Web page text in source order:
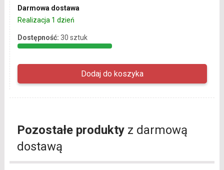
Darmowa dostawa
Realizacja 1 dzień
Dostępność: 30 sztuk
Pozostałe produktyz darmową
dostawą